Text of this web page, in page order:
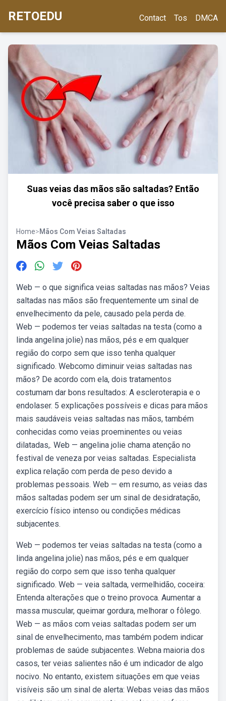
RETOEDU Contact Tos DMCA
Suas veias das mãos são saltadas? Então
você precisa saber o que isso
Home>Mãos Com Veias Saltadas
Mãos Com Veias Saltadas
Web — o que significa veias saltadas nas mãos? Veias
saltadas nas mãos são frequentemente um sinal de
envelhecimento da pele, causado pela perda de.
Web — podemos ter veias saltadas na testa (como a
linda angelina jolie) nas mãos, pés e em qualquer
região do corpo sem que isso tenha qualquer
significado. Webcomo diminuir veias saltadas nas
mãos? De acordo com ela, dois tratamentos
costumam dar bons resultados: A escleroterapia e o
endolaser. 5 explicações possíveis e dicas para mãos
mais saudáveis veias saltadas nas mãos, também
conhecidas como veias proeminentes ou veias
dilatadas,. Web — angelina jolie chama atenção no
festival de veneza por veias saltadas. Especialista
explica relação com perda de peso devido a
problemas pessoais. Web — em resumo, as veias das
mãos saltadas podem ser um sinal de desidratação,
exercício físico intenso ou condições médicas
subjacentes.
Web — podemos ter veias saltadas na testa (como a
linda angelina jolie) nas mãos, pés e em qualquer
região do corpo sem que isso tenha qualquer
significado. Web — veia saltada, vermelhidão, coceira:
Entenda alterações que o treino provoca. Aumentar a
massa muscular, queimar gordura, melhorar o fôlego.
Web — as mãos com veias saltadas podem ser um
sinal de envelhecimento, mas também podem indicar
problemas de saúde subjacentes. Webna maioria dos
casos, ter veias salientes não é um indicador de algo
nocivo. No entanto, existem situações em que veias
visíveis são um sinal de alerta: Webas veias das mãos